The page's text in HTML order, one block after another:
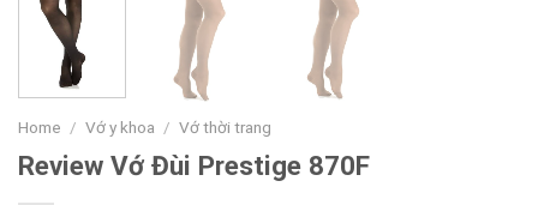
Home / Vớ y khoa / Vớ thời trang
Review Vớ Đùi Prestige 870F